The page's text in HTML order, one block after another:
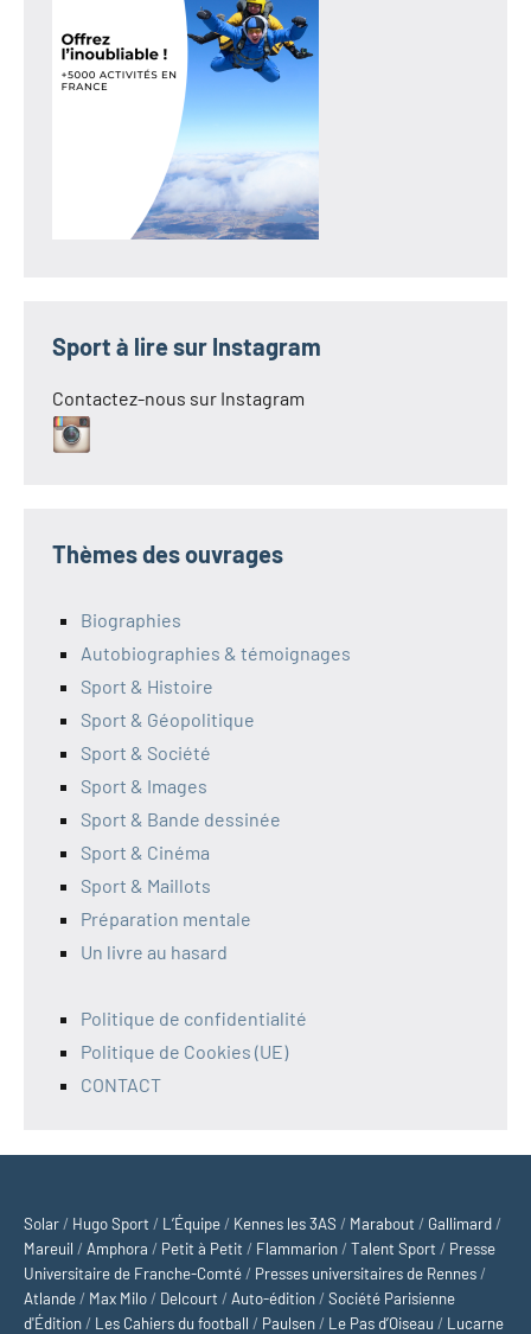
Sport à lire sur Instagram
Contactez-nous sur Instagram
Thèmes des ouvrages
Biographies
Autobiographies & témoignages
Sport & Histoire
Sport & Géopolitique
Sport & Société
Sport & Images
Sport & Bande dessinée
Sport & Cinéma
Sport & Maillots
Préparation mentale
Un livre au hasard
Politique de confidentialité
Politique de Cookies (UE)
CONTACT
Solar / Hugo Sport / L’Équipe / Kennes les 3AS / Marabout / Gallimard /
Mareuil / Amphora / Petit à Petit / Flammarion /Talent Sport / Presse
Universitaire de Franche-Comté / Presses universitaires de Rennes /
Atlande / Max Milo / Delcourt / Auto-édition /Société Parisienne
d'Édition / Les Cahiers du football / Paulsen / Le Pas d’Oiseau / Lucarne